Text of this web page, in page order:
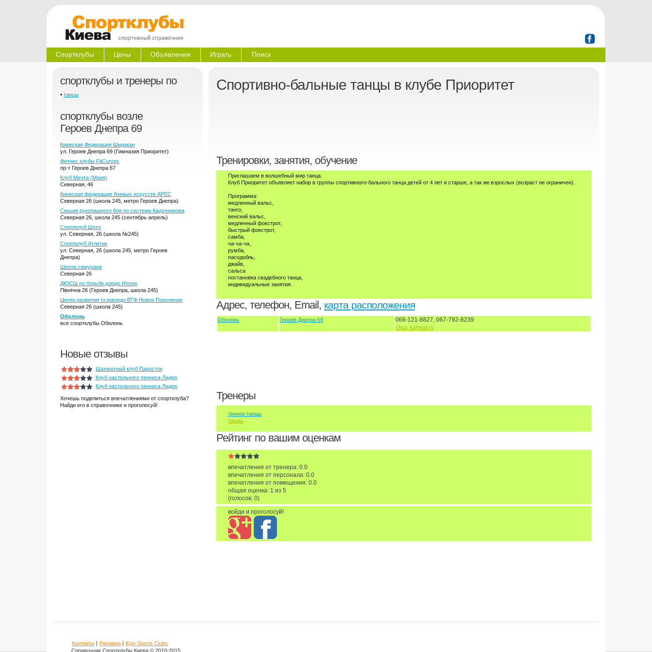
Спортклубы Цены Объявления Играть Поиск
спортклубы и тренеры по
• танцы
спортклубы возле
Героев Днепра 69
Киевская Федерация Шидокан
ул. Героев Днепра 69 (Гимназия Приоритет)
Фитнес клубы FitCurves
пр-т Героев Днепра 67
Клуб Мечта (Мрия)
Северная, 46
Киевская федерация боевых искусств АРЕС
Северная 26 (школа 245, метро Героев Днепра)
Секция рукопашного боя по системе Кадочникова
Северная 26, школа 245 (сентябрь-апрель)
Спортклуб Шото
ул. Северная, 26 (школа №245)
Спортклуб Атлетик
ул. Северная, 26 (школа 245, метро Героев
Днепра)
Школа самураев
Северная 26
ДЮСШ по борьбе дзюдо Иппон
Північна 26 (Героев Днепра, школа 245)
Центр развития тхэквондо ВТФ Новое Поколение
Северная 26 (школа 245)
Оболонь
все спортклубы Оболонь
Новые отзывы
Шахматный клуб Паросток
Клуб настольного тенниса Лидер
Клуб настольного тенниса Лидер
Хочешь поделиться впечатлениями от спортклуба?
Найди его в справочнике и проголосуй!
Спортивно-бальные танцы в клубе Приоритет
Тренировки, занятия, обучение
Приглашаем в волшебный мир танца.
Клуб Приоритет объявляет набор в группы спортивного-бального танца детей от 4 лет и старше, а так же взрослых (возраст не ограничен).
Программа:
медленный вальс,
танго,
венский вальс,
медленный фокстрот,
быстрый фокстрот,
самба,
ча-ча-ча,
румба,
пасодобль,
джайв,
сальса
постановка свадебного танца,
индивидуальные занятия.
Адрес, телефон, Email, карта расположения
Оболонь Героев Днепра 69 068-121-8827, 067-792-8239
chsa_k@mail.ru
Тренеры
тренер танцы
танцы
Рейтинг по вашим оценкам
впечатления от тренера: 0.0
впечатления от персонала: 0.0
впечатления от помещения: 0.0
общая оценка: 1 из 5
(голосов: 0)
войди и проголосуй!
Контакты | Реклама | Kyiv Sports Clubs
Справочник Спортклубы Киева © 2010-2015